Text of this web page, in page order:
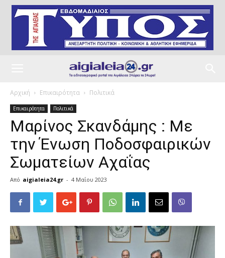
Αρχική Επικαιρότητα Πολιτικά
Επικαιρότητα Πολιτικά
Μαρίνος Σκανδάμης : Mε
την Ένωση Ποδοσφαιρικών
Σωματείων Αχαΐας
Από aigialeia24.gr - 4 Μαΐου 2023